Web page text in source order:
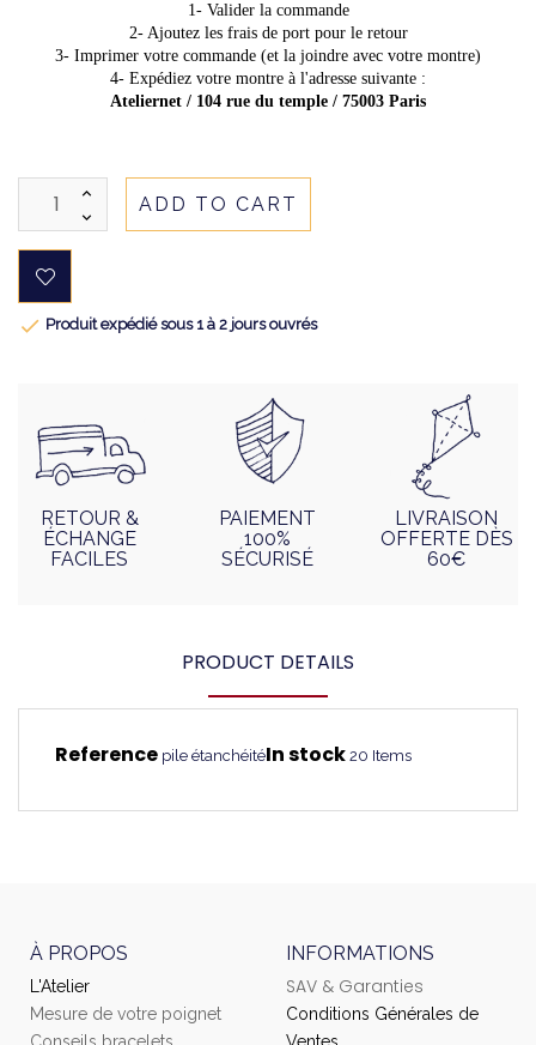
1- Valider la commande
2- Ajoutez les frais de port pour le retour
3- Imprimer votre commande (et la joindre avec votre montre)
4- Expédiez votre montre à l'adresse suivante :
Ateliernet / 104 rue du temple / 75003 Paris
ADD TO CART
 Produit expédié sous 1 à 2 jours ouvrés
RETOUR &
ÉCHANGE
FACILES
PAIEMENT
100%
SÉCURISÉ
LIVRAISON
OFFERTE DÈS
60€
PRODUCT DETAILS
Reference pile étanchéitéIn stock 20 Items
À PROPOS
L'Atelier
Mesure de votre poignet
Conseils bracelets
INFORMATIONS
SAV & Garanties
Conditions Générales de
Ventes